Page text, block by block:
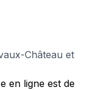
Château et
en ligne est de